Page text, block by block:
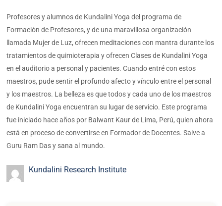
Profesores y alumnos de Kundalini Yoga del programa de
Formación de Profesores, y de una maravillosa organización
llamada Mujer de Luz, ofrecen meditaciones con mantra durante los
tratamientos de quimioterapia y ofrecen Clases de Kundalini Yoga
en el auditorio a personal y pacientes. Cuando entré con estos
maestros, pude sentir el profundo afecto y vínculo entre el personal
y los maestros. La belleza es que todos y cada uno de los maestros
de Kundalini Yoga encuentran su lugar de servicio. Este programa
fue iniciado hace años por Balwant Kaur de Lima, Perú, quien ahora
está en proceso de convertirse en Formador de Docentes. Salve a
Guru Ram Das y sana al mundo.
Kundalini Research Institute